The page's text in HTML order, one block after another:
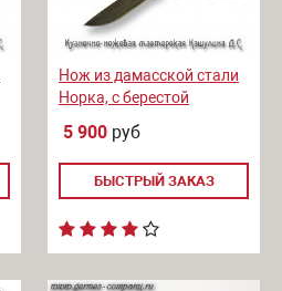
Нож из дамасской стали
Норка, с берестой
5 900 руб
БЫСТРЫЙ ЗАКАЗ